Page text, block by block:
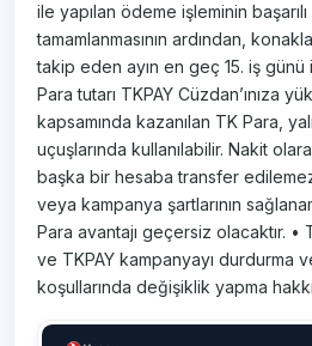
ile yapılan ödeme işleminin
tamamlanmasının ardından,
takip eden ayın en geç 15. iş
Para tutarı TKPAY Cüzdan’ınıza
kapsamında kazanılan TK Para,
uçuşlarında kullanılabilir. Nakit
başka bir hesaba transfer
veya kampanya şartlarının
Para avantajı geçersiz olacaktır. •
ve TKPAY kampanyayı durdurma
koşullarında değişiklik yapma